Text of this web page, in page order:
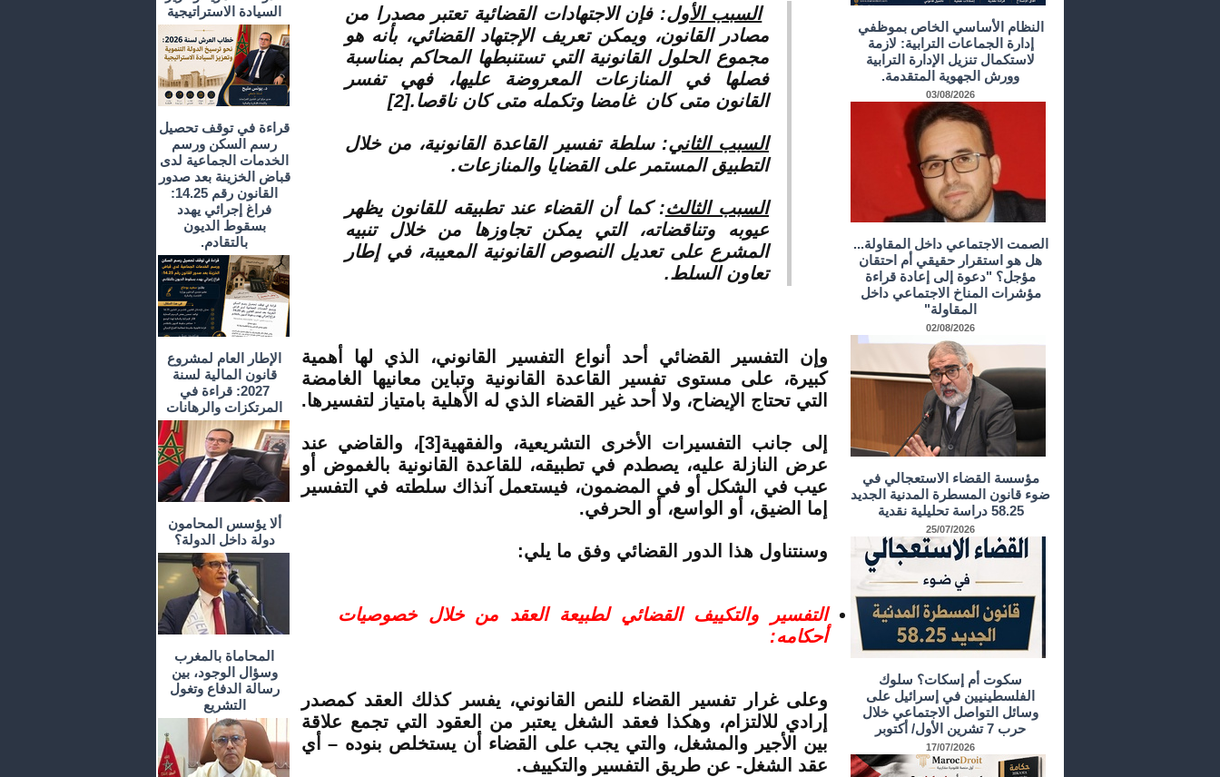
السيادة الاستراتيجية
قراءة في توقف تحصيل
رسم السكن ورسم
الخدمات الجماعية لدى
قباض الخزينة بعد صدور
القانون رقم 14.25:
فراغ إجرائي يهدد
بسقوط الديون
بالتقادم.
الإطار العام لمشروع
قانون المالية لسنة
2027: قراءة في
المرتكزات والرهانات
ألا يؤسس المحامون
دولة داخل الدولة؟
المحاماة بالمغرب
وسؤال الوجود، بين
رسالة الدفاع وتغول
التشريع
السبب الأول:فإن الاجتهادات القضائية تعتبر مصدرا من
مصادر القانون، ويمكن تعريف الإجتهاد القضائي، بأنه هو
مجموع الحلول القانونية التي تستنبطها المحاكم بمناسبة
فصلها في المنازعات المعروضة عليها، فهي تفسر
القانون متى كان غامضا وتكمله متى كان ﻧﺎﻗﺻﺎ.[2]
السبب الثاني: سلطة تفسير القاعدة القانونية، من خلال
التطبيق المستمر على القضايا والمنازعات.
السبب الثالث: كما أن القضاء عند تطبيقه للقانون يظهر
عيوبه وتناقضاته، التي يمكن تجاوزها من خلال تنبيه
المشرع على تعديل النصوص القانونية المعيبة، في إطار
تعاون السلط.
وإن التفسير القضائي أحد أنواع التفسير القانوني، الذي لها أهمية
كبيرة، على مستوى تفسير القاعدة القانونية وتباين معانيها الغامضة
التي تحتاج الإيضاح، ولا أحد غير القضاء الذي له الأهلية بامتياز لتفسيرها.
إلى جانب التفسيرات الأخرى التشريعية، والفقهية [3]، والقاضي عند
عرض النازلة عليه، يصطدم في تطبيقه، للقاعدة القانونية بالغموض أو
عيب في الشكل أو في المضمون، فيستعمل آنذاك سلطته في التفسير
إما الضيق، أو الواسع، أو الحرفي.
وسنتناول هذا الدور القضائي وفق ما يلي:
التفسير والتكييف القضائي لطبيعة العقد من خلال خصوصيات
أحكامه:
وعلى غرار تفسير القضاء للنص القانوني، يفسر كذلك العقد كمصدر
إرادي للالتزام، وهكذا فعقد الشغل يعتبر من العقود التي تجمع علاقة
بين الأجير والمشغل، والتي يجب على القضاء أن يستخلص بنوده – أي
عقد الشغل- عن طريق التفسير والتكييف.
النظام الأساسي الخاص بموظفي
إدارة الجماعات الترابية: لازمة
لاستكمال تنزيل الإدارة الترابية
وورش الجهوية المتقدمة.
03/08/2026
الصمت الاجتماعي داخل المقاولة...
هل هو استقرار حقيقي أم احتقان
مؤجل؟ "دعوة إلى إعادة قراءة
مؤشرات المناخ الاجتماعي داخل
المقاولة"
02/08/2026
مؤسسة القضاء الاستعجالي في
ضوء قانون المسطرة المدنية الجديد
58.25 دراسة تحليلية نقدية
25/07/2026
سكوت أم إسكات؟ سلوك
الفلسطينيين في إسرائيل على
وسائل التواصل الاجتماعي خلال
حرب 7 تشرين الأول/ أكتوبر
17/07/2026